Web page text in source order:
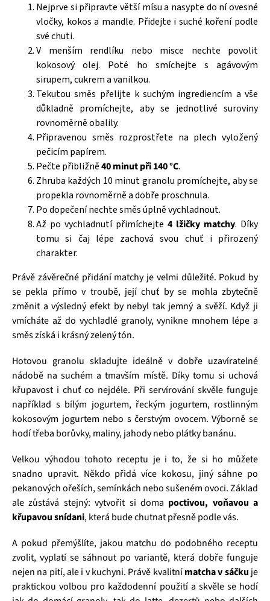
Nejprve si připravte větší mísu a nasypte do ní ovesné
vločky, kokos a mandle. Přidejte i suché koření podle
své chuti.
V menším rendlíku nebo misce nechte povolit
kokosový olej. Poté ho smíchejte s agávovým
sirupem, cukrem a vanilkou.
Tekutou směs přelijte k suchým ingrediencím a vše
důkladně promíchejte, aby se jednotlivé suroviny
rovnoměrně obalily.
Připravenou směs rozprostřete na plech vyložený
pečicím papírem.
Pečte přibližně40 minut při 140 °C.
Zhruba každých 10 minut granolu promíchejte, aby se
propekla rovnoměrně a dobře proschnula.
Po dopečení nechte směs úplně vychladnout.
Až po vychladnutí přimíchejte 4 lžičky matchy. Díky
tomu si čaj lépe zachová svou chuť i přirozený
charakter.
Právě závěrečné přidání matchy je velmi důležité. Pokud by
se pekla přímo v troubě, její chuť by se mohla zbytečně
změnit a výsledný efekt by nebyl tak jemný a svěží. Když ji
vmícháte až do vychladlé granoly, vynikne mnohem lépe a
směs získá i krásný zelený tón.
Hotovou granolu skladujte ideálně v dobře uzavíratelné
nádobě na suchém a tmavším místě. Díky tomu si uchová
křupavost i chuť co nejdéle. Při servírování skvěle funguje
například s bílým jogurtem, řeckým jogurtem, rostlinným
kokosovým jogurtem nebo s čerstvým ovocem. Výborně se
hodí třeba borůvky, maliny, jahody nebo plátky banánu.
Velkou výhodou tohoto receptu je i to, že si ho můžete
snadno upravit. Někdo přidá více kokosu, jiný sáhne po
pekanových ořeších, semínkách nebo sušeném ovoci. Základ
ale zůstává stejný: vytvořit si doma poctivou, voňavou a
křupavou snídani, která bude chutnat přesně podle vás.
A pokud přemýšlíte, jakou matchu do podobného receptu
zvolit, vyplatí se sáhnout po variantě, která dobře funguje
nejen na pití, ale i v kuchyni. Právě kvalitnímatcha v sáčku je
praktickou volbou pro každodenní použití a skvěle se hodí